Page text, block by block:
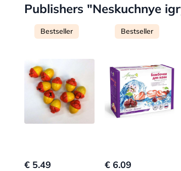
Publishers "Neskuchnye
Bestseller
€ 5.49
Bestseller
€ 6.09